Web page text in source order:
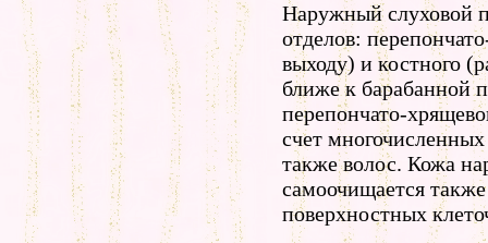
Наружный слуховой
отделов:
выходу) и костного
ближе к барабанной
перепончато-
счет
также волос. Кожа
самоочищается также
поверхностных